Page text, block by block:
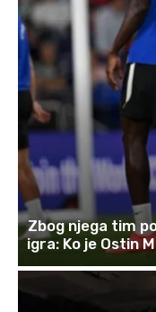
Zbog njega tim
igra: Ko je Ostin